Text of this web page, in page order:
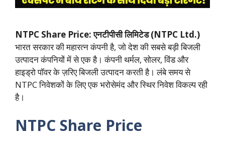
NTPC Share Price: एनटीपीसी लिमिटेड (NTPC Ltd.)
भारत सरकार की महारत्न कंपनी है, जो देश की सबसे बड़ी बिजली
उत्पादन कंपनियों में से एक है। कंपनी थर्मल, सोलर, विंड और
हाइड्रो पॉवर के ज़रिए बिजली उत्पादन करती है। लंबे समय से
NTPC निवेशकों के लिए एक भरोसेमंद और स्थिर निवेश विकल्प रही
है।
NTPC Share Price